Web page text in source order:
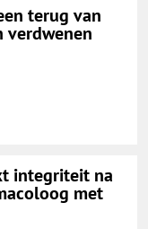
terug van
verdwenen
integriteit na
met